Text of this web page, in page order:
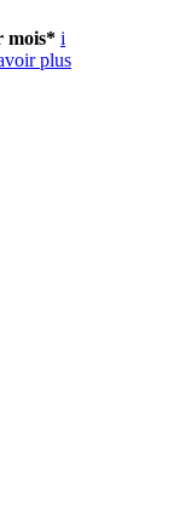
mois* i
plus